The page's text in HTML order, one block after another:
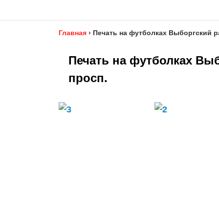
Главная › Печать на футболках Выборгский
Печать на футболках
просп.